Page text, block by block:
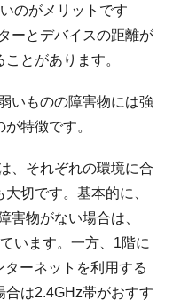
のがメリットです
ーとデバイスの距離が
とがあります。
いものの障害物には強
特徴です。
、それぞれの環境に合
切です。基本的に、
害物がない場合は、
います。一方、1階に
ーネットを利用する
は2.4GHz帯がおすす